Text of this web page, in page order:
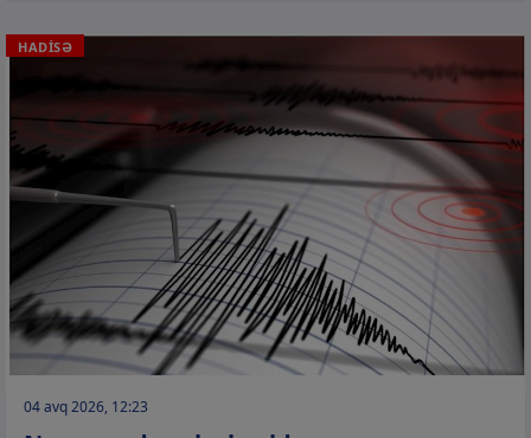
HADİSƏ
04 avq 2026, 12:23